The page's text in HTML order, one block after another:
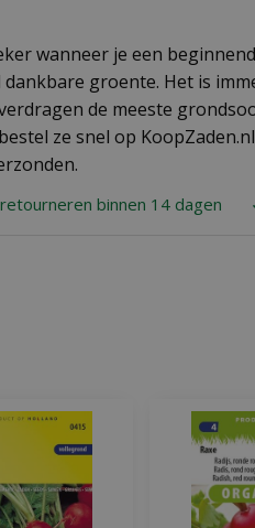
wanneer je een
groente. Het is
de meeste
ze snel op
binnen 14 dagen